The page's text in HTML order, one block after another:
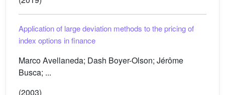
Application of large deviation methods to the pricing of
index options in finance
Marco Avellaneda; Dash Boyer-Olson; Jérôme
Busca; ...
(2003)